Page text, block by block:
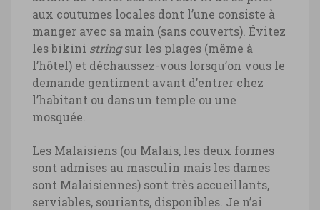
aux coutumes locales dont l’une consiste à
manger avec sa main (sans couverts). Évitez
les bikini stringsur les plages (même à
l’hôtel) et déchaussez-vous lorsqu’on vous le
demande gentiment avant d’entrer chez
l’habitant ou dans un temple ou une
mosquée.
Les Malaisiens (ou Malais, les deux formes
sont admises au masculin mais les dames
sont Malaisiennes) sont très accueillants,
serviables, souriants, disponibles. Je n’ai